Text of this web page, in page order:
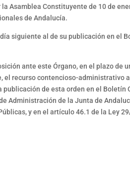
Asamblea Constituyente de 10 de
de Andalucía.
siguiente al de su publicación en el
ante este Órgano, en el plazo de
el recurso contencioso-administrativo
de esta orden en el Boletín
Administración de la Junta de
y en el artículo 46.1 de la Ley